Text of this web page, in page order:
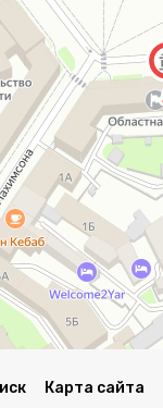
Карта сайта